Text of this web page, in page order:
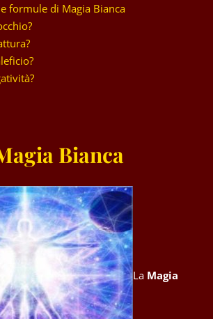
formule di Magia Bianca
Bianca
La Magia